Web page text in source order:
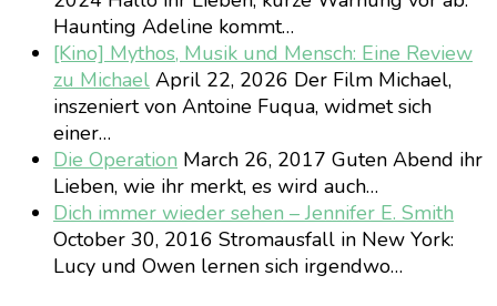
Haunting Adeline kommt…
[Kino] Mythos, Musik und Mensch: Eine Review
zu Michael April 22, 2026 Der Film Michael,
inszeniert von Antoine Fuqua, widmet sich
einer…
Die Operation March 26, 2017 Guten Abend ihr
Lieben, wie ihr merkt, es wird auch…
Dich immer wieder sehen – Jennifer E. Smith
October 30, 2016 Stromausfall in New York:
Lucy und Owen lernen sich irgendwo…